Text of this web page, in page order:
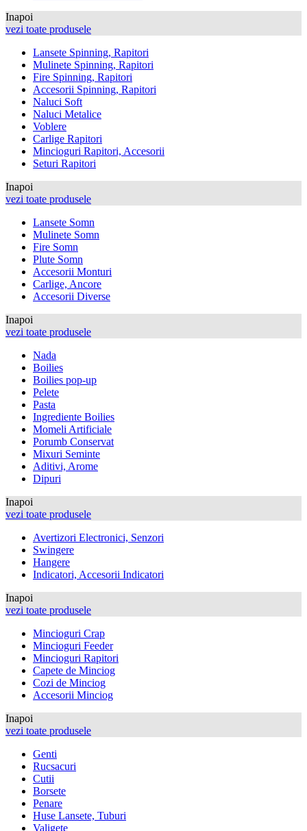
Inapoi
vezi toate produsele
Lansete Spinning, Rapitori
Mulinete Spinning, Rapitori
Fire Spinning, Rapitori
Accesorii Spinning, Rapitori
Naluci Soft
Naluci Metalice
Voblere
Carlige Rapitori
Mincioguri Rapitori, Accesorii
Seturi Rapitori
Inapoi
vezi toate produsele
Lansete Somn
Mulinete Somn
Fire Somn
Plute Somn
Accesorii Monturi
Carlige, Ancore
Accesorii Diverse
Inapoi
vezi toate produsele
Nada
Boilies
Boilies pop-up
Pelete
Pasta
Ingrediente Boilies
Momeli Artificiale
Porumb Conservat
Mixuri Seminte
Aditivi, Arome
Dipuri
Inapoi
vezi toate produsele
Avertizori Electronici, Senzori
Swingere
Hangere
Indicatori, Accesorii Indicatori
Inapoi
vezi toate produsele
Mincioguri Crap
Mincioguri Feeder
Mincioguri Rapitori
Capete de Minciog
Cozi de Minciog
Accesorii Minciog
Inapoi
vezi toate produsele
Genti
Rucsacuri
Cutii
Borsete
Penare
Huse Lansete, Tuburi
Valigete